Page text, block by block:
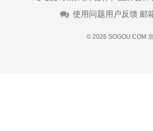
使用问题用户反馈 邮
© 2026 SOGOU.COM